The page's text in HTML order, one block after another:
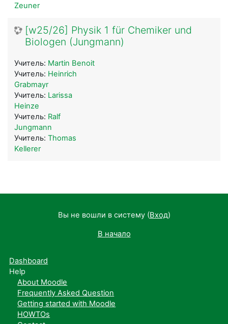
Zeuner
[w25/26] Physik 1 für Chemiker und
Biologen (Jungmann)
Учитель: Martin Benoit
Учитель: Heinrich
Grabmayr
Учитель: Larissa
Heinze
Учитель: Ralf
Jungmann
Учитель: Thomas
Kellerer
Вы не вошли в систему (Вход)
В начало
Dashboard
Help
About Moodle
Frequently Asked Question
Getting started with Moodle
HOWTOs